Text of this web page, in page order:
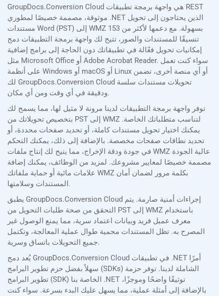
GroupDocs.Conversion Cloud هي واجهة برمجة تطبيقات REST
موثوقة، مصممة خصيصًا لمطوري .NET الذين يحتاجون إلى تحويل
مستندات Word (PST) إلى WMZ بسهولة. مع دعمها لأكثر من 153
تنسيقًا للمستندات والصور، تتيح لك واجهة برمجة التطبيقات دمج
إمكانيات تحويل فعّالة في تطبيقاتك دون الحاجة إلى برامج إضافية
مثل Microsoft Office أو Adobe Acrobat Reader. سواء كنت تعمل
على أنظمة Windows أو macOS أو Linux أو أي منصة أخرى، تضمن
لك GroupDocs.Conversion Cloud تحويلات مستندات سلسة
ودقيقة في أي وقت ومن أي مكان.
توفر واجهة برمجة التطبيقات لدينا مرونة لا مثيل لها، مما يسمح لك
بتخصيص تحويلاتك من PST إلى WMZ لتناسب متطلباتك الخاصة.
يمكنك اختيار تحويل مستندات كاملة، أو تحديد صفحات محددة، أو
تحديد نطاقات صفحات مخصصة. بالإضافة إلى ذلك، يمكنك التحكم
في جودة ودقة الإخراج، مما يتيح لك إنتاج ملفات WMZ عالية الجودة
مصممة خصيصًا لمعايير مشروعك. لمزيد من الوظائف، يمكنك إضافة
علامات مائية أو حماية ملفاتك WMZ بكلمة مرور لضمان أمان
المستندات وسلامتها.
يطبق GroupDocs.Conversion Cloud إجراءات أمنية صارمة. يتم
التحقق من صحة طلبات التحويل من PST إلى WMZ باستخدام
معرف عميل فريد وبيانات اعتماد سرية، مما يمنع الوصول غير
المصرح به. تظل المستندات محمية طوال عملية المعالجة، وتكتمل
جميع التحويلات باتساق وسرية.
يُعد دمج GroupDocs.Conversion Cloud في تطبيقات .NET أمرًا
سهلاً بفضل حزم تطوير البرامج (SDKs) الشاملة لدينا. توفر حزمة
تطوير البرامج (SDK) الخاصة بنا .NET توثيقًا واضحًا وموجزًا،
بالإضافة إلى أمثلة عملية، مما يسهل عليك البدء بسرعة. سواء كنت